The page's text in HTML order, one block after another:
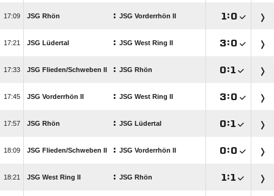
 JSG Rhön : JSG Vorderrhön II  :
 JSG Lüdertal : JSG West Ring II :
 JSG Flieden/​Schweben II : JSG Rhön :
 JSG Vorderrhön II : JSG West Ring II :
 JSG Rhön : JSG Lüdertal :
 JSG Flieden/​Schweben II : JSG Vorderrhön II :
 JSG West Ring II : JSG Rhön  :